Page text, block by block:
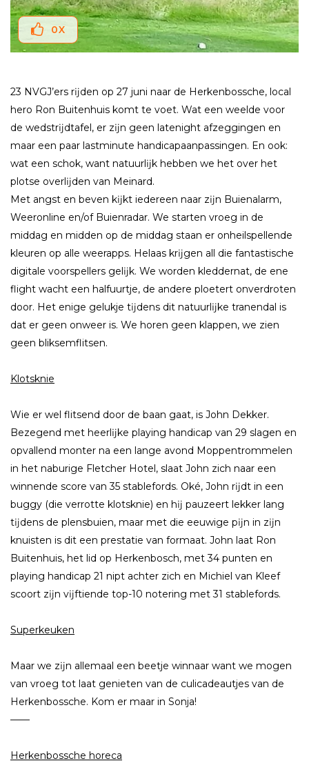
0X
23 NVGJ’ers rĳden op 27 juni naar de Herkenbossche, local
hero Ron Buitenhuis komt te voet. Wat een weelde voor
de wedstrĳdtafel, er zĳn geen latenight afzeggingen en
maar een paar lastminute handicapaanpassingen. En ook:
wat een schok, want natuurlĳk hebben we het over het
plotse overlĳden van Meinard.
Met angst en beven kĳkt iedereen naar zĳn Buienalarm,
Weeronline en/of Buienradar. We starten vroeg in de
middag en midden op de middag staan er onheilspellende
kleuren op alle weerapps. Helaas krĳgen all die fantastische
digitale voorspellers gelĳk. We worden kleddernat, de ene
flight wacht een halfuurtje, de andere ploetert onverdroten
door. Het enige gelukje tĳdens dit natuurlĳke tranendal is
dat er geen onweer is. We horen geen klappen, we zien
geen bliksemflitsen.
Klotsknie
Wie er wel flitsend door de baan gaat, is John Dekker.
Bezegend met heerlĳke playing handicap van 29 slagen en
opvallend monter na een lange avond Moppentrommelen
in het naburige Fletcher Hotel, slaat John zich naar een
winnende score van 35 stablefords. Oké, John rĳdt in een
buggy (die verrotte klotsknie) en hĳ pauzeert lekker lang
tĳdens de plensbuien, maar met die eeuwige pĳn in zĳn
knuisten is dit een prestatie van formaat. John laat Ron
Buitenhuis, het lid op Herkenbosch, met 34 punten en
playing handicap 21 nipt achter zich en Michiel van Kleef
scoort zĳn vĳftiende top-10 notering met 31 stablefords.
Superkeuken
Maar we zĳn allemaal een beetje winnaar want we mogen
van vroeg tot laat genieten van de culicadeautjes van de
Herkenbossche. Kom er maar in Sonja!
——
Herkenbossche horeca